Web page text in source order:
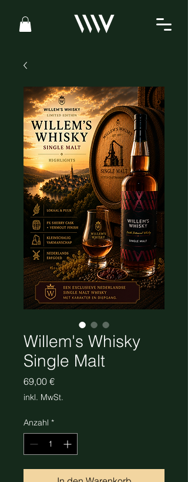
Willem's Whisky
Single Malt
69,00 €Preis
inkl. MwSt.
Anzahl *